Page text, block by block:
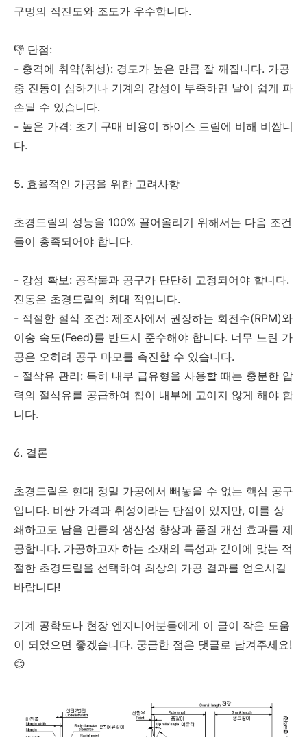
구멍의 직진도와 조도가 우수합니다.
👎 단점:
- 충격에 취약(취성): 경도가 높은 만큼 잘 깨집니다. 가공
중 진동이 심하거나 기계의 강성이 부족하면 날이 쉽게 파
손될 수 있습니다.
- 높은 가격: 초기 구매 비용이 하이스 드릴에 비해 비쌉니
다.
5. 효율적인 가공을 위한 고려사항
초경드릴의 성능을 100% 끌어올리기 위해서는 다음 조건
들이 충족되어야 합니다.
- 강성 확보: 공작물과 공구가 단단히 고정되어야 합니다.
진동은 초경드릴의 최대 적입니다.
- 적절한 절삭 조건: 제조사에서 권장하는 회전수(RPM)와
이송 속도(Feed)를 반드시 준수해야 합니다. 너무 느린 가
공은 오히려 공구 마모를 촉진할 수 있습니다.
- 절삭유 관리: 특히 내부 급유형을 사용할 때는 충분한 압
력의 절삭유를 공급하여 칩이 내부에 고이지 않게 해야 합
니다.
6. 결론
초경드릴은 현대 정밀 가공에서 빼놓을 수 없는 핵심 공구
입니다. 비싼 가격과 취성이라는 단점이 있지만, 이를 상
쇄하고도 남을 만큼의 생산성 향상과 품질 개선 효과를 제
공합니다. 가공하고자 하는 소재의 특성과 깊이에 맞는 적
절한 초경드릴을 선택하여 최상의 가공 결과를 얻으시길
바랍니다!
기계 공학도나 현장 엔지니어분들에게 이 글이 작은 도움
이 되었으면 좋겠습니다. 궁금한 점은 댓글로 남겨주세요!
😊